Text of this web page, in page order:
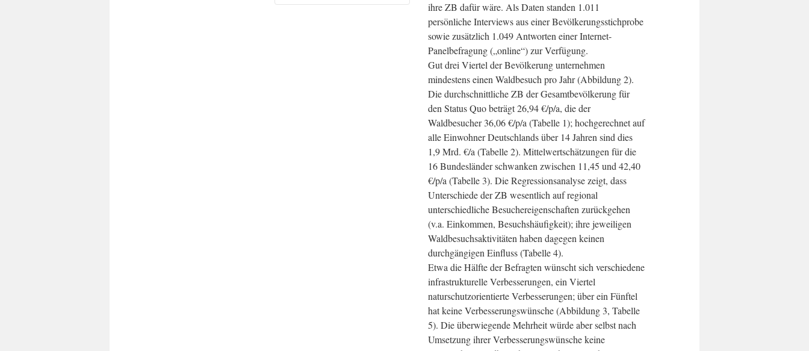
ihre ZB dafür wäre. Als Daten standen 1.011
persönliche Interviews aus einer Bevölkerungsstichprobe
sowie zusätzlich 1.049 Antworten einer Internet-
Panelbefragung („online“) zur Verfügung.
Gut drei Viertel der Bevölkerung unternehmen
mindestens einen Waldbesuch pro Jahr (Abbildung 2).
Die durchschnittliche ZB der Gesamtbevölkerung für
den Status Quo beträgt 26,94 €/p/a, die der
Waldbesucher 36,06 €/p/a (Tabelle 1); hochgerechnet auf
alle Einwohner Deutschlands über 14 Jahren sind dies
1,9 Mrd. €/a (Tabelle 2). Mittelwertschätzungen für die
16 Bundesländer schwanken zwischen 11,45 und 42,40
€/p/a (Tabelle 3). Die Regressionsanalyse zeigt, dass
Unterschiede der ZB wesentlich auf regional
unterschiedliche Besuchereigenschaften zurückgehen
(v.a. Einkommen, Besuchshäufigkeit); ihre jeweiligen
Waldbesuchsaktivitäten haben dagegen keinen
durchgängigen Einfluss (Tabelle 4).
Etwa die Hälfte der Befragten wünscht sich verschiedene
infrastrukturelle Verbesserungen, ein Viertel
naturschutzorientierte Verbesserungen; über ein Fünftel
hat keine Verbesserungswünsche (Abbildung 3, Tabelle
5). Die überwiegende Mehrheit würde aber selbst nach
Umsetzung ihrer Verbesserungswünsche keine